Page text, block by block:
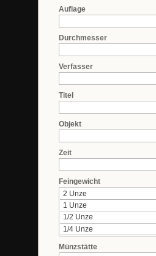
Auflage
Durchmesser
Verfasser
Titel
Objekt
Zeit
Feingewicht
Münzstätte